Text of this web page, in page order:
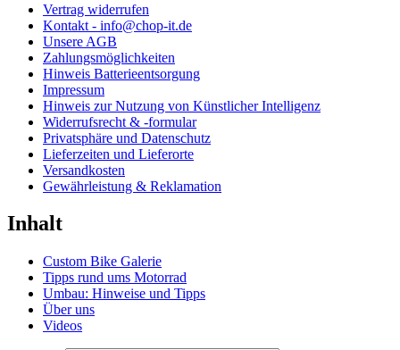
Vertrag widerrufen
Kontakt - info@chop-it.de
Unsere AGB
Zahlungsmöglichkeiten
Hinweis Batterieentsorgung
Impressum
Hinweis zur Nutzung von Künstlicher Intelligenz
Widerrufsrecht & -formular
Privatsphäre und Datenschutz
Lieferzeiten und Lieferorte
Versandkosten
Gewährleistung & Reklamation
Inhalt
Custom Bike Galerie
Tipps rund ums Motorrad
Umbau: Hinweise und Tipps
Über uns
Videos